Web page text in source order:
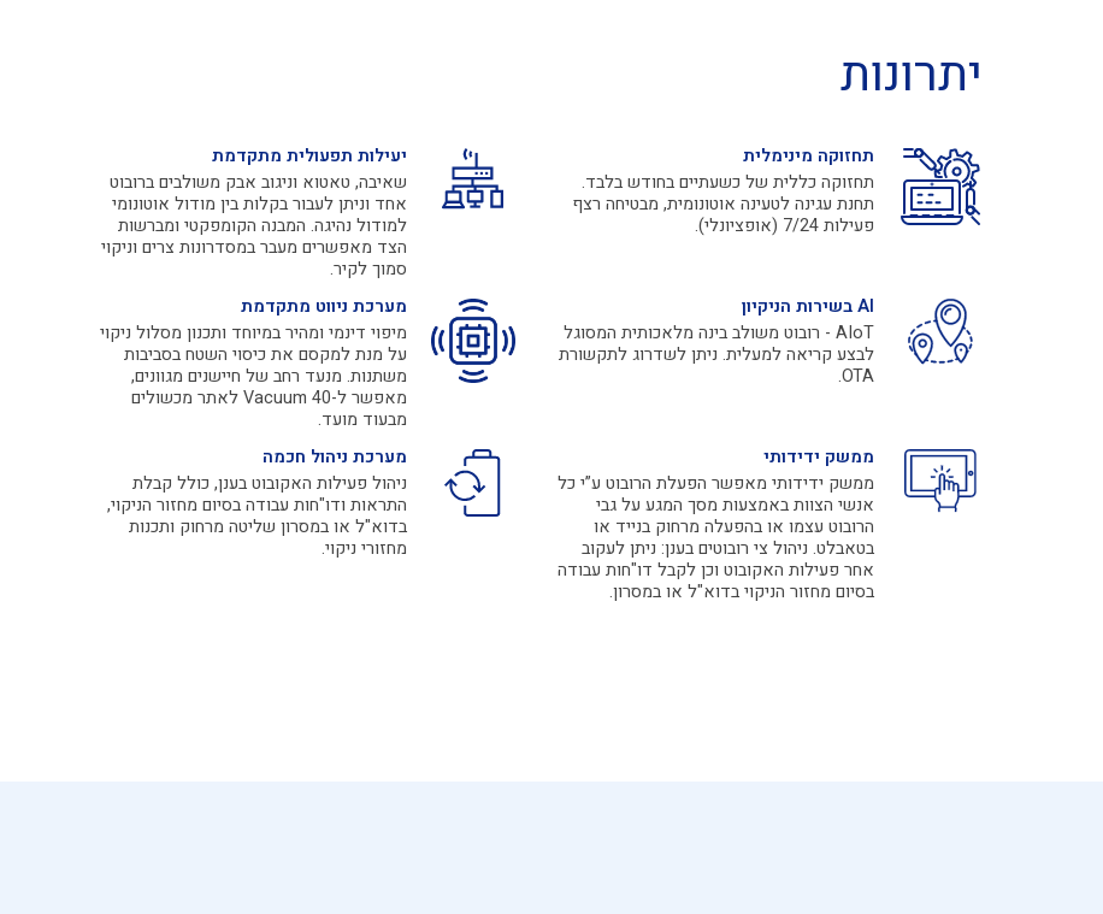
יתרונות
תחזוקה מינימלית
תחזוקה כללית של כשעתיים בחודש בלבד.
תחנת עגינה לטעינה אוטונומית, מבטיחה רצף
פעילות 7/24 (אופציונלי).
יעילות תפעולית מתקדמת
שאיבה, טאטוא וניגוב אבק משולבים ברובוט
אחד וניתן לעבור בקלות בין מודול אוטונומי
למודול נהיגה. המבנה הקומפקטי ומברשות
הצד מאפשרים מעבר במסדרונות צרים וניקוי
סמוך לקיר.
AI בשירות הניקיון
AIoT - רובוט משולב בינה מלאכותית המסוגל
לבצע קריאה למעלית. ניתן לשדרוג לתקשורת
OTA.
מערכת ניווט מתקדמת
מיפוי דינמי ומהיר במיוחד ותכנון מסלול ניקוי
על מנת למקסם את כיסוי השטח בסביבות
משתנות. מנעד רחב של חיישנים מגוונים,
מאפשר ל-40 Vacuum לאתר מכשולים
מבעוד מועד.
ממשק ידידותי
ממשק ידידותי מאפשר הפעלת הרובוט ע”י כל
אנשי הצוות באמצעות מסך המגע על גבי
הרובוט עצמו או בהפעלה מרחוק בנייד או
בטאבלט. ניהול צי רובוטים בענן: ניתן לעקוב
אחר פעילות האקובוט וכן לקבל דו"חות עבודה
בסיום מחזור הניקוי בדוא"ל או במסרון.
מערכת ניהול חכמה
ניהול פעילות האקובוט בענן, כולל קבלת
התראות ודו"חות עבודה בסיום מחזור הניקוי,
בדוא"ל או במסרון שליטה מרחוק ותכנות
מחזורי ניקוי.